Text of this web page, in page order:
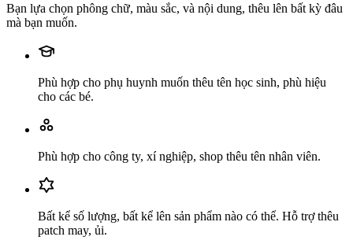
Bạn lựa chọn phông chữ, màu sắc, và nội dung, thêu lên bất kỳ đâu
mà bạn muốn.
Phù hợp cho phụ huynh muốn thêu tên học sinh, phù hiệu
cho các bé.
Phù hợp cho công ty, xí nghiệp, shop thêu tên nhân viên.
Bất kể số lượng, bất kể lên sản phẩm nào có thể. Hỗ trợ thêu
patch may, ủi.